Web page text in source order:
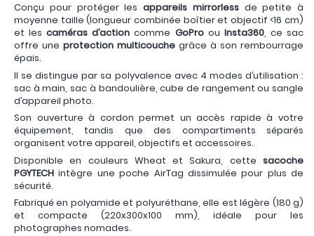
Conçu pour protéger les appareils mirrorlessde petite à
moyenne taille (longueur combinée boîtier et objectif <16 cm)
et lescaméras d’action comme GoProou Insta360, ce sac
offre une protection multicouche grâce à son rembourrage
épais.
Il se distingue par sa polyvalence avec 4 modes d’utilisation :
sac à main, sac à bandoulière, cube de rangement ou sangle
d’appareil photo.
Son ouverture à cordon permet un accès rapide à votre
équipement, tandis que des compartiments séparés
organisent votre appareil, objectifs et accessoires.
Disponible en couleurs Wheat et Sakura, cette sacoche
PGYTECH intègre une poche AirTag dissimulée pour plus de
sécurité.
Fabriqué en polyamide et polyuréthane, elle est légère (180 g)
et compacte (220x300x100 mm), idéale pour les
photographes nomades.